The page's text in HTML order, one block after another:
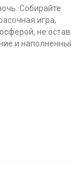
Собирайте
игра,
не
и